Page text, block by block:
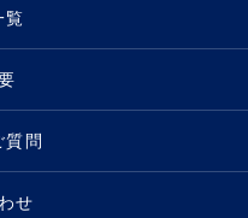
覧
質問
せ